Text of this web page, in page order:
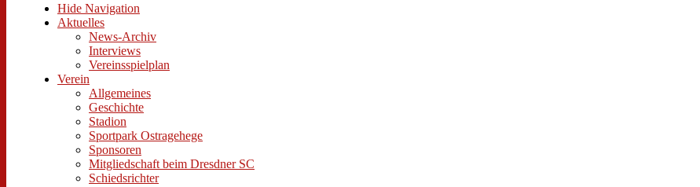
Hide Navigation
Aktuelles
News-Archiv
Interviews
Vereinsspielplan
Verein
Allgemeines
Geschichte
Stadion
Sportpark Ostragehege
Sponsoren
Mitgliedschaft beim Dresdner SC
Schiedsrichter